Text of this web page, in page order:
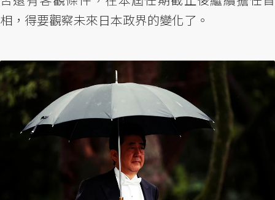
相，得要觀察未來日本政界的變化了。